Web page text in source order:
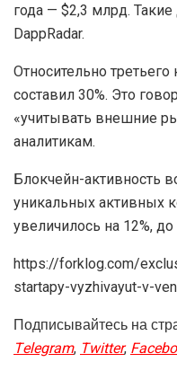
года — $2,3 млрд.
DappRadar.
Относительно третьего
составил 30%. Это
«учитывать внешние
аналитикам.
Блокчейн-активность
уникальных активных
увеличилось на 12%, до
https://forklog.com/
startapy-vyzhivayut-v-
Подписывайтесь на
Telegram, Twitter,